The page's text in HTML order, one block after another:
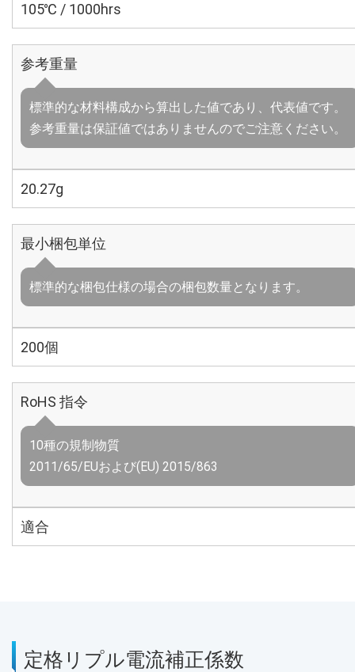
105℃ / 1000hrs
参考重量
標準的な材料構成から算出した値であり、代表値です。
参考重量は保証値ではありませんのでご注意ください。
20.27g
最小梱包単位
標準的な梱包仕様の場合の梱包数量となります。
200個
RoHS 指令
10種の規制物質
2011/65/EUおよび(EU) 2015/863
適合
定格リプル電流補正係数